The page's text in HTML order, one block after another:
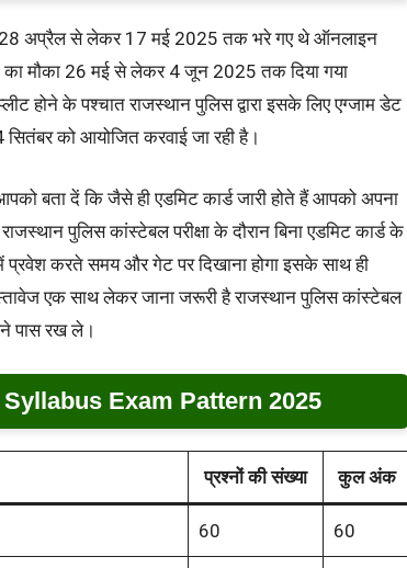
28 अप्रैल से लेकर 17 मई 2025 तक भरे गए थे ऑनलाइन
का मौका 26 मई से लेकर 4 जून 2025 तक दिया गया
होने के पश्चात राजस्थान पुलिस द्वारा इसके लिए एग्जाम डेट
को आयोजित करवाई जा रही है।
बता दें कि जैसे ही एडमिट कार्ड जारी होते हैं आपको अपना
पुलिस कांस्टेबल परीक्षा के दौरान बिना एडमिट कार्ड के
प्रवेश करते समय और गेट पर दिखाना होगा इसके साथ ही
एक साथ लेकर जाना जरूरी है राजस्थान पुलिस कांस्टेबल
पास रख ले।
Exam Pattern 2025
प्रश्नों की संख्या कुल अंक
60 60